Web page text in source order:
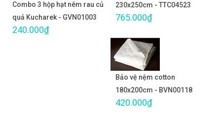
Combo 3 hộp hạt nêm rau củ
quả Kucharek - GVN01003
240.000₫
230x250cm - TTC04523
765.000₫
Bảo vệ nệm cotton
180x200cm - BVN00118
420.000₫